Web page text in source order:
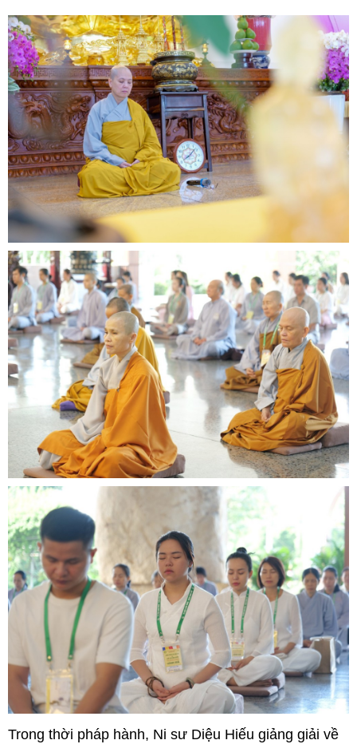
Trong thời pháp hành, Ni sư Diệu Hiếu giảng giải về